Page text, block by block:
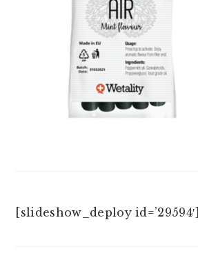
[slideshow_deploy id=’29594′]